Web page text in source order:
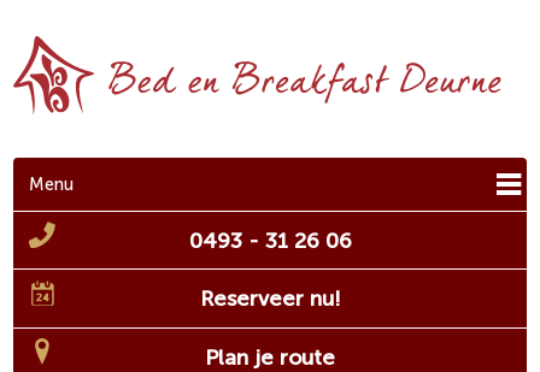
Menu
0493 - 31 26 06
Reserveer nu!
Plan je route